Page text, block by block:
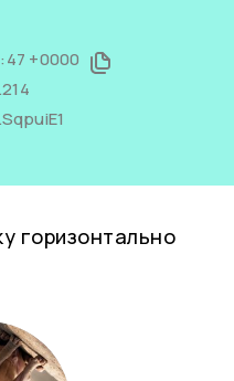
+0000
горизонтально